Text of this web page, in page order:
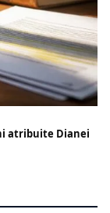
atribuite Dianei